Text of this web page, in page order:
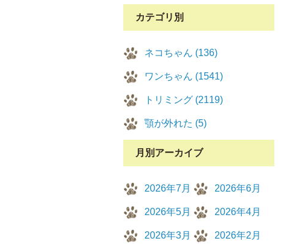
カテゴリ別
ネコちゃん (136)
ワンちゃん (1541)
トリミング (2119)
顎が外れた (5)
月別アーカイブ
2026年7月 2026年6月
2026年5月 2026年4月
2026年3月 2026年2月